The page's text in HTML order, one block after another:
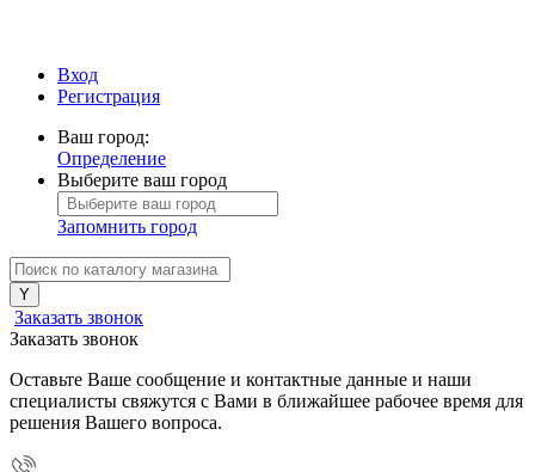
Вход
Регистрация
Ваш город:
Определение
Выберите ваш город
Запомнить город
Заказать звонок
Заказать звонок
Оставьте Ваше сообщение и контактные данные и наши
специалисты свяжутся с Вами в ближайшее рабочее время для
решения Вашего вопроса.